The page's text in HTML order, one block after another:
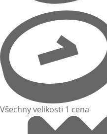
Všechny velikosti 1 cena